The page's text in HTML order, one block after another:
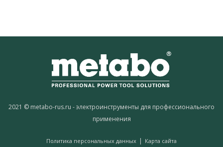
2021 © metabo-rus.ru - электроинструменты для профессионального
применения
Политика персональных данных | Карта сайта